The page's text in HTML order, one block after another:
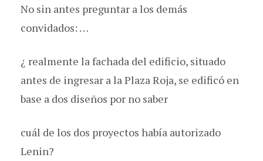
No sin antes preguntar a los demás
convidados: …
¿ realmente la fachada del edificio, situado
antes de ingresar a la Plaza Roja, se edificó en
base a dos diseños por no saber
cuál de los dos proyectos había autorizado
Lenin?